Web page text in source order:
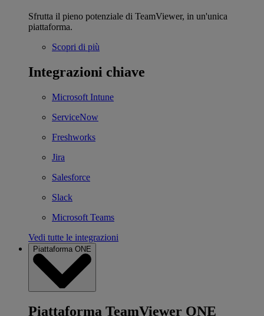
Sfrutta il pieno potenziale di TeamViewer, in un'unica
piattaforma.
Scopri di più
Integrazioni chiave
Microsoft Intune
ServiceNow
Freshworks
Jira
Salesforce
Slack
Microsoft Teams
Vedi tutte le integrazioni
Piattaforma ONE
Piattaforma TeamViewer ONE